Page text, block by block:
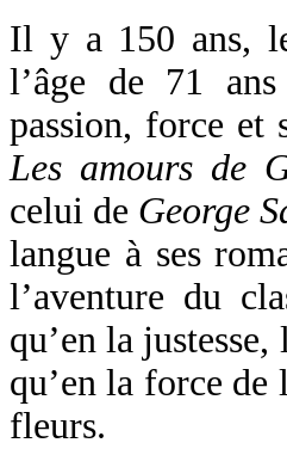
Il y a 150 ans,
l’âge de 71
passion, force et
Les amours de
celui de George
langue à ses
l’aventure du
qu’en la
qu’en la force de
fleurs.